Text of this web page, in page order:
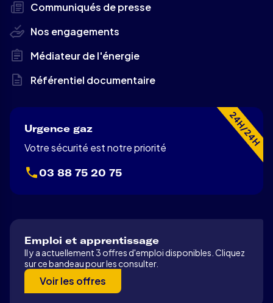
Communiqués de presse
Nos engagements
Médiateur de l'énergie
Référentiel documentaire
24H/24H
Urgence gaz
Votre sécurité est notre priorité
03 88 75 20 75
Emploi et apprentissage
Il y a actuellement 3 offres d'emploi disponibles. Cliquez
sur ce bandeau pour les consulter.
Voir les offres